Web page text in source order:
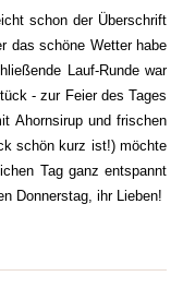
schon der Überschrift
das schöne Wetter habe
Lauf-Runde war
- zur Feier des Tages
Ahornsirup und frischen
schön kurz ist!) möchte
Tag ganz entspannt
Donnerstag, ihr Lieben!